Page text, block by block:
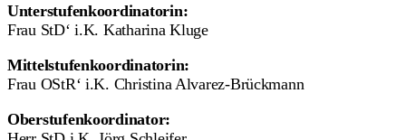
Unterstufenkoordinatorin:
Frau StD‘ i.K. Katharina Kluge
Mittelstufenkoordinatorin:
Frau OStR‘ i.K. Christina Alvarez-Brückmann
Oberstufenkoordinator: